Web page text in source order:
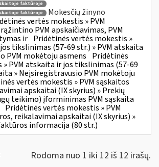
faktūroje
faktūroje
Mokesčių žinyno
vertės mokestis » PVM
PVM apskaičiavimas, PVM
ir Pridėtinės vertės mokestis »
tikslinimas (57-69 str.) » PVM atskaita
PVM mokėtoju asmens Pridėtinės
PVM atskaita ir jos tikslinimas (57-69
» Neįsiregistravusio PVM mokėtoju
vertės mokestis » PVM sąskaitos
apskaitai (IX skyrius) » Prekių
teikimo) įforminimas PVM sąskaita
Pridėtinės vertės mokestis » PVM
reikalavimai apskaitai (IX skyrius) »
informacija (80 str.)
Rodoma nuo 1 iki 12 iš 12 irašų.